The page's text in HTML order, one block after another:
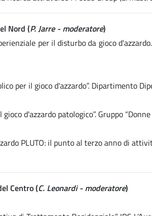
Nord (P. Jarre - moderatore)
per il disturbo da gioco
per il gioco d'azzardo”. Dipartimento
d'azzardo patologico”. Gruppo
PLUTO: il punto al terzo anno di
Centro (C. Leonardi - moderatore)